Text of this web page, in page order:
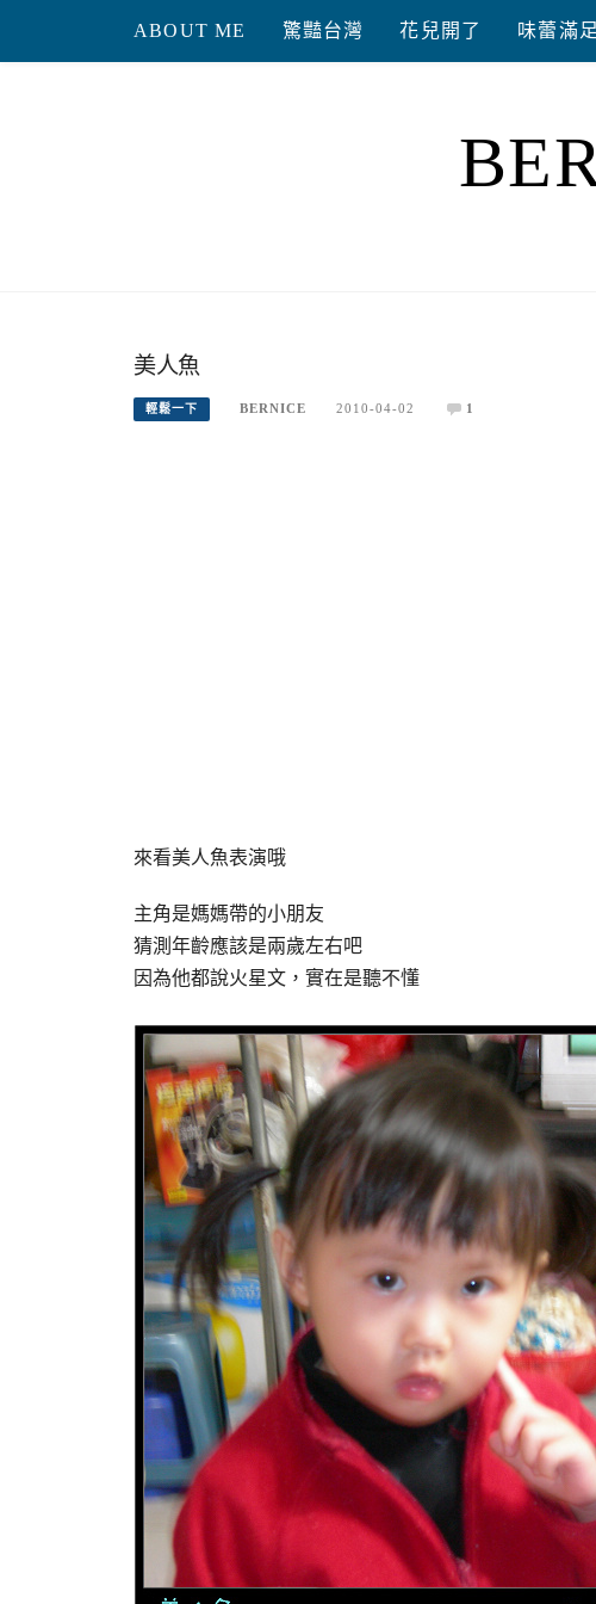
content
ABOUT ME 驚豔台灣 花兒開了 味蕾滿足
美人魚
輕鬆一下 BERNICE 2010-04-02 1
來看美人魚表演哦
主角是媽媽帶的小朋友
猜測年齡應該是兩歲左右吧
因為他都說火星文，實在是聽不懂